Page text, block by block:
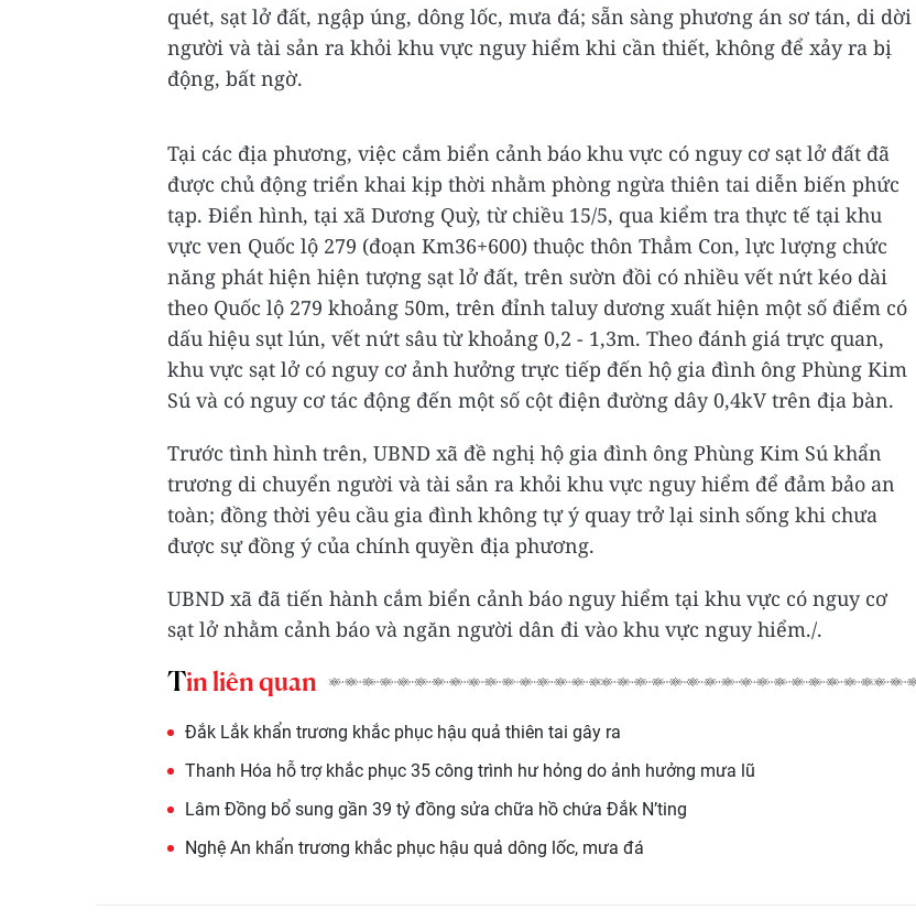
quét, sạt lở đất, ngập úng, dông lốc, mưa đá; sẵn sàng phương án sơ tán, di dời
người và tài sản ra khỏi khu vực nguy hiểm khi cần thiết, không để xảy ra bị
động, bất ngờ.
Tại các địa phương, việc cắm biển cảnh báo khu vực có nguy cơ sạt lở đất đã
được chủ động triển khai kịp thời nhằm phòng ngừa thiên tai diễn biến phức
tạp. Điển hình, tại xã Dương Quỳ, từ chiều 15/5, qua kiểm tra thực tế tại khu
vực ven Quốc lộ 279 (đoạn Km36+600) thuộc thôn Thẳm Con, lực lượng chức
năng phát hiện hiện tượng sạt lở đất, trên sườn đồi có nhiều vết nứt kéo dài
theo Quốc lộ 279 khoảng 50m, trên đỉnh taluy dương xuất hiện một số điểm có
dấu hiệu sụt lún, vết nứt sâu từ khoảng 0,2 - 1,3m. Theo đánh giá trực quan,
khu vực sạt lở có nguy cơ ảnh hưởng trực tiếp đến hộ gia đình ông Phùng Kim
Sú và có nguy cơ tác động đến một số cột điện đường dây 0,4kV trên địa bàn.
Trước tình hình trên, UBND xã đề nghị hộ gia đình ông Phùng Kim Sú khẩn
trương di chuyển người và tài sản ra khỏi khu vực nguy hiểm để đảm bảo an
toàn; đồng thời yêu cầu gia đình không tự ý quay trở lại sinh sống khi chưa
được sự đồng ý của chính quyền địa phương.
UBND xã đã tiến hành cắm biển cảnh báo nguy hiểm tại khu vực có nguy cơ
sạt lở nhằm cảnh báo và ngăn người dân đi vào khu vực nguy hiểm./.
Tin liên quan
Đắk Lắk khẩn trương khắc phục hậu quả thiên tai gây ra
Thanh Hóa hỗ trợ khắc phục 35 công trình hư hỏng do ảnh hưởng mưa lũ
Lâm Đồng bổ sung gần 39 tỷ đồng sửa chữa hồ chứa Đắk N’ting
Nghệ An khẩn trương khắc phục hậu quả dông lốc, mưa đá